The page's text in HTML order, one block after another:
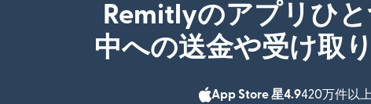
Remitlyのアプリひ
中への送金や受け取
App Store 星4.9420万件以